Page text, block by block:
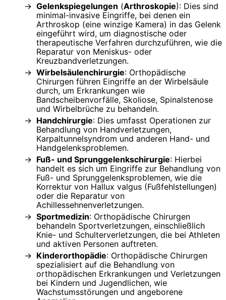
Gelenkspiegelungen (Arthroskopie): Dies sind
minimal-invasive Eingriffe, bei denen ein
Arthroskop (eine winzige Kamera) in das Gelenk
eingeführt wird, um diagnostische oder
therapeutische Verfahren durchzuführen, wie die
Reparatur von Meniskus- oder
Kreuzbandverletzungen.
Wirbelsäulenchirurgie: Orthopädische
Chirurgen führen Eingriffe an der Wirbelsäule
durch, um Erkrankungen wie
Bandscheibenvorfälle, Skoliose, Spinalstenose
und Wirbelbrüche zu behandeln.
Handchirurgie: Dies umfasst Operationen zur
Behandlung von Handverletzungen,
Karpaltunnelsyndrom und anderen Hand- und
Handgelenksproblemen.
Fuß- und Sprunggelenkschirurgie: Hierbei
handelt es sich um Eingriffe zur Behandlung von
Fuß- und Sprunggelenksproblemen, wie die
Korrektur von Hallux valgus (Fußfehlstellungen)
oder die Reparatur von
Achillessehnenverletzungen.
Sportmedizin: Orthopädische Chirurgen
behandeln Sportverletzungen, einschließlich
Knie- und Schulterverletzungen, die bei Athleten
und aktiven Personen auftreten.
Kinderorthopädie: Orthopädische Chirurgen
spezialisiert auf die Behandlung von
orthopädischen Erkrankungen und Verletzungen
bei Kindern und Jugendlichen, wie
Wachstumsstörungen und angeborene